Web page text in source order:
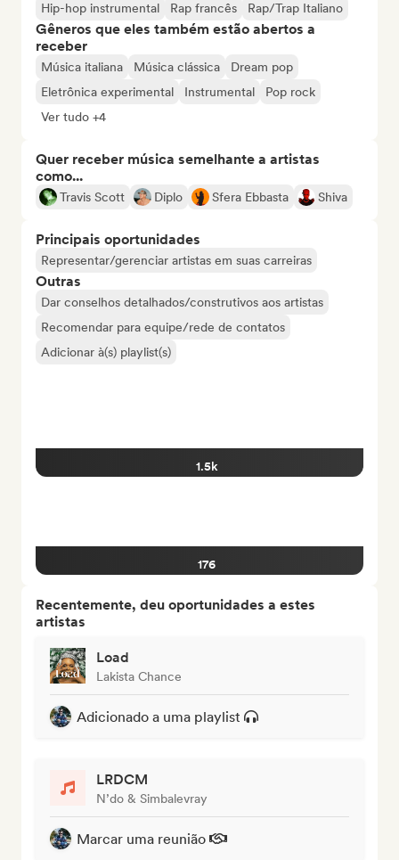
Hip-hop instrumental
Rap francês Rap/Trap Italiano
Gêneros que eles também estão abertos a
receber
Música italiana Música clássica
Dream pop
Eletrônica experimental
Instrumental
Pop rock
Ver tudo +4
Quer receber música semelhante a artistas
como...
Travis Scott Diplo Sfera Ebbasta Shiva
Principais oportunidades
Representar/gerenciar artistas em suas carreiras
Outras
Dar conselhos detalhados/construtivos aos artistas
Recomendar para equipe/rede de contatos
Adicionar à(s) playlist(s)
1.5k
176
Recentemente, deu oportunidades a estes
artistas
Load
Lakista Chance
Adicionado a uma playlist
LRDCM
N’do & Simbalevray
Marcar uma reunião